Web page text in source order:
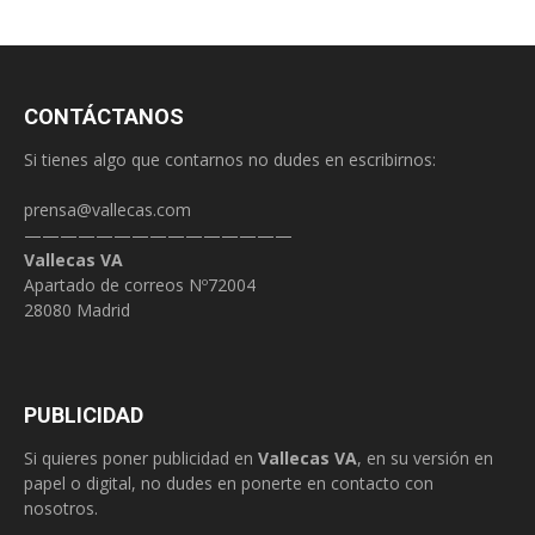
CONTÁCTANOS
Si tienes algo que contarnos no dudes en escribirnos:
prensa@vallecas.com
———————————————
Vallecas VA
Apartado de correos Nº72004
28080 Madrid
PUBLICIDAD
Si quieres poner publicidad en Vallecas VA, en su versión en
papel o digital, no dudes en ponerte en contacto con
nosotros.